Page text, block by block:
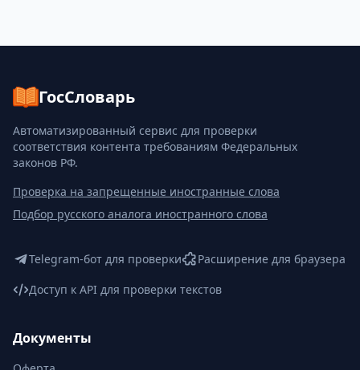
ГосСловарь
Автоматизированный сервис для проверки
соответствия контента требованиям Федеральных
законов РФ.
Проверка на запрещенные иностранные слова
Подбор русского аналога иностранного слова
Telegram-бот для проверки
Расширение для браузера
Доступ к API для проверки текстов
Документы